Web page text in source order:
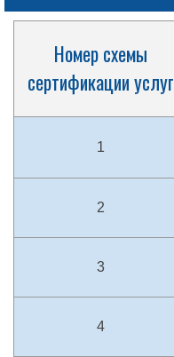
Номер схемы
сертификации услуг
1
2
3
4